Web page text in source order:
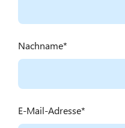
Nachname
E-Mail-Adresse